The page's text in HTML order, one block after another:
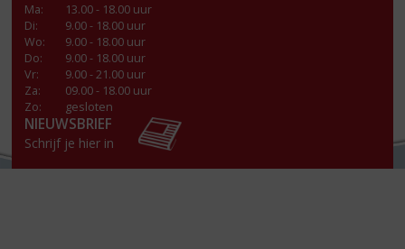
Ma:
13.00 - 18.00 uur
Di:
9.00 - 18.00 uur
Wo:
9.00 - 18.00 uur
Do:
9.00 - 18.00 uur
Vr:
9.00 - 21.00 uur
Za:
09.00 - 18.00 uur
Zo:
gesloten
NIEUWSBRIEF
Schrijf je hier in